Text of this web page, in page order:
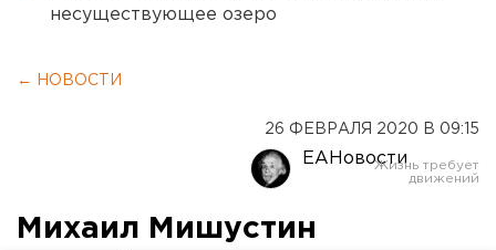
несуществующее озеро
← НОВОСТИ
26 ФЕВРАЛЯ 2020 В 09:15
ЕАНовости
Михаил Мишустин